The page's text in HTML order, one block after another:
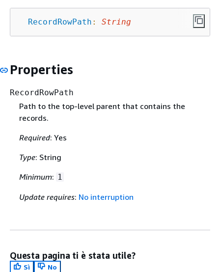
RecordRowPath : String
Properties
RecordRowPath
Path to the top-level parent that contains the
records.
Required: Yes
Type: String
Minimum: 1
Update requires: No interruption
Questa pagina ti è stata utile?
Sì
No